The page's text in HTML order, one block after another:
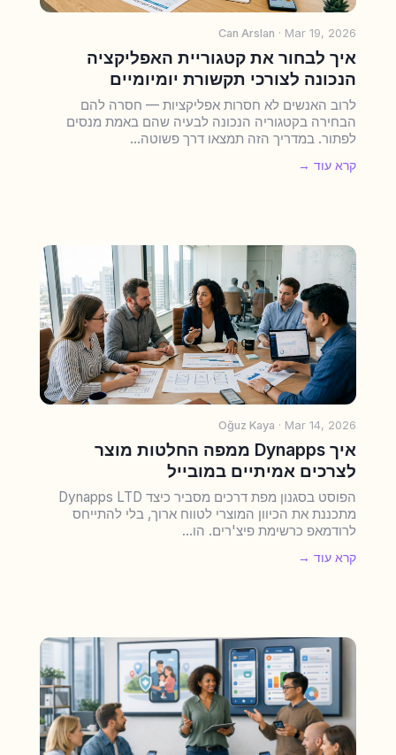
Can Arslan · Mar 19, 2026
איך לבחור את קטגוריית האפליקציה
הנכונה לצורכי תקשורת יומיומיים
לרוב האנשים לא חסרות אפליקציות — חסרה להם
הבחירה בקטגוריה הנכונה לבעיה שהם באמת מנסים
לפתור. במדריך הזה תמצאו דרך פשוטה...
קרא עוד →
Oğuz Kaya · Mar 14, 2026
איך Dynapps ממפה החלטות מוצר
לצרכים אמיתיים במובייל
הפוסט בסגנון מפת דרכים מסביר כיצד Dynapps LTD
מתכננת את הכיוון המוצרי לטווח ארוך, בלי להתייחס
לרודמאפ כרשימת פיצ'רים. הו...
קרא עוד →